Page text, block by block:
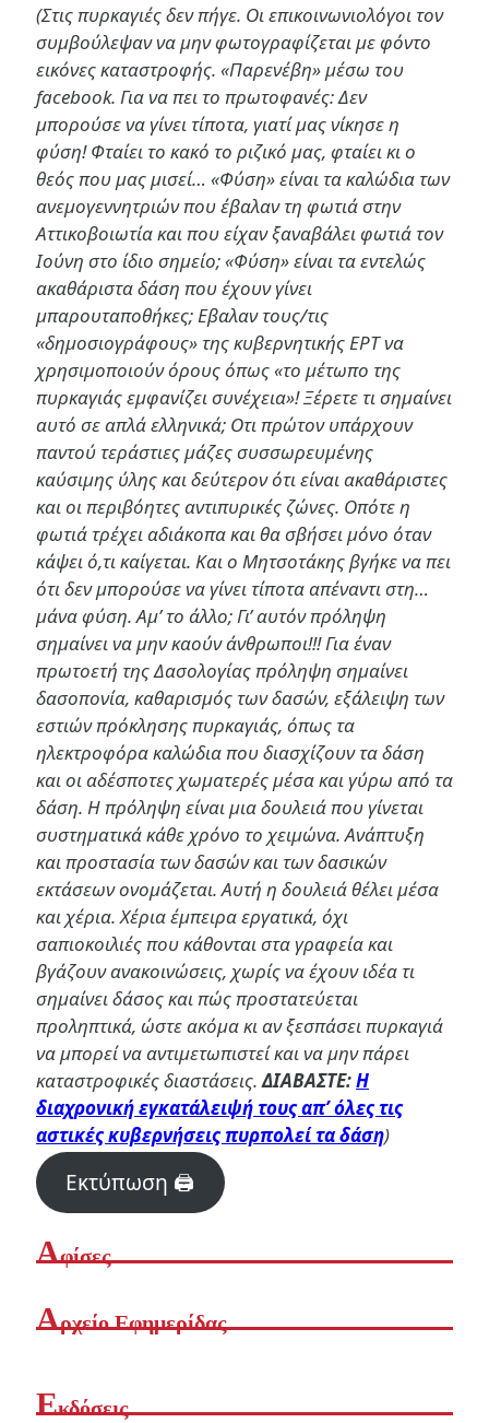
(Στις πυρκαγιές δεν πήγε. Οι επικοινωνιολόγοι τον
συμβούλεψαν να μην φωτογραφίζεται με φόντο
εικόνες καταστροφής. «Παρενέβη» μέσω του
facebook. Για να πει το πρωτοφανές: Δεν
μπορούσε να γίνει τίποτα, γιατί μας νίκησε η
φύση! Φταίει το κακό το ριζικό μας, φταίει κι ο
θεός που μας μισεί… «Φύση» είναι τα καλώδια των
ανεμογεννητριών που έβαλαν τη φωτιά στην
Αττικοβοιωτία και που είχαν ξαναβάλει φωτιά τον
Ιούνη στο ίδιο σημείο; «Φύση» είναι τα εντελώς
ακαθάριστα δάση που έχουν γίνει
μπαρουταποθήκες; Εβαλαν τους/τις
«δημοσιογράφους» της κυβερνητικής ΕΡΤ να
χρησιμοποιούν όρους όπως «το μέτωπο της
πυρκαγιάς εμφανίζει συνέχεια»! Ξέρετε τι σημαίνει
αυτό σε απλά ελληνικά; Οτι πρώτον υπάρχουν
παντού τεράστιες μάζες συσσωρευμένης
καύσιμης ύλης και δεύτερον ότι είναι ακαθάριστες
και οι περιβόητες αντιπυρικές ζώνες. Οπότε η
φωτιά τρέχει αδιάκοπα και θα σβήσει μόνο όταν
κάψει ό,τι καίγεται. Και ο Μητσοτάκης βγήκε να πει
ότι δεν μπορούσε να γίνει τίποτα απέναντι στη…
μάνα φύση. Αμ’ το άλλο; Γι’ αυτόν πρόληψη
σημαίνει να μην καούν άνθρωποι!!! Για έναν
πρωτοετή της Δασολογίας πρόληψη σημαίνει
δασοπονία, καθαρισμός των δασών, εξάλειψη των
εστιών πρόκλησης πυρκαγιάς, όπως τα
ηλεκτροφόρα καλώδια που διασχίζουν τα δάση
και οι αδέσποτες χωματερές μέσα και γύρω από τα
δάση. Η πρόληψη είναι μια δουλειά που γίνεται
συστηματικά κάθε χρόνο το χειμώνα. Ανάπτυξη
και προστασία των δασών και των δασικών
εκτάσεων ονομάζεται. Αυτή η δουλειά θέλει μέσα
και χέρια. Χέρια έμπειρα εργατικά, όχι
σαπιοκοιλιές που κάθονται στα γραφεία και
βγάζουν ανακοινώσεις, χωρίς να έχουν ιδέα τι
σημαίνει δάσος και πώς προστατεύεται
προληπτικά, ώστε ακόμα κι αν ξεσπάσει πυρκαγιά
να μπορεί να αντιμετωπιστεί και να μην πάρει
καταστροφικές διαστάσεις.ΔΙΑΒΑΣΤΕ:Η
διαχρονική εγκατάλειψή τους απ’ όλες τις
αστικές κυβερνήσεις πυρπολεί τα δάση)
Εκτύπωση 🖨
Αφίσες
Αρχείο Εφημερίδας
Εκδόσεις